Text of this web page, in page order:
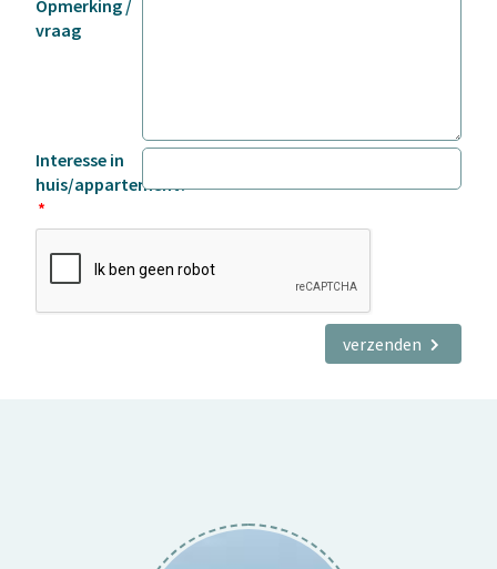
Opmerking /
vraag
Interesse in
huis/appartement?
verzenden